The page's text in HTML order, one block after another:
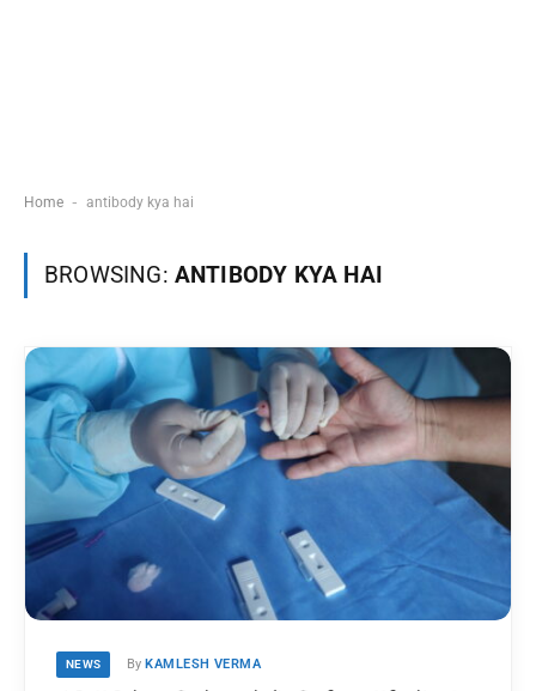
Home - antibody kya hai
BROWSING: ANTIBODY KYA HAI
NEWS By KAMLESH VERMA